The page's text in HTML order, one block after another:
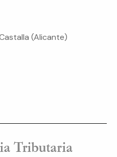
(Alicante)